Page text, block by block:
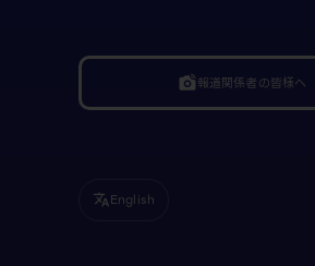
linked_camera報道関係者の皆様へ
translateEnglish